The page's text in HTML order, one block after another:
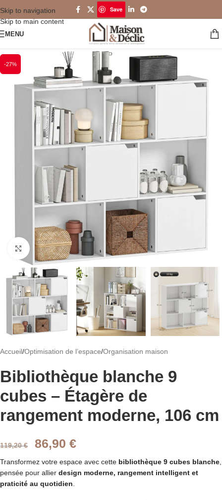
Skip to navigation
Skip to main content
Save
MENU
-27%
Cliquez pour agrandir
Accueil/Optimisation de l’espace/Organisation maison
Bibliothèque blanche 9
cubes – Étagère de
rangement moderne, 106 cm
119,20€ 86,90 €
Transformez votre espace avec cette bibliothèque 9 cubes blanche,
pensée pour allier design moderne, rangement intelligent et
praticité au quotidien.